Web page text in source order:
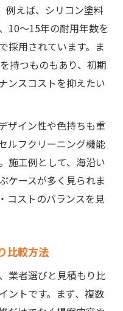
例えば、シリコン塗料
10～15年の耐用年数を
採用されています。ま
持つものもあり、初期
ンスコストを抑えたい
ザイン性や色持ちも重
ルフクリーニング機能
施工例として、海沿い
ケースが多く見られま
コストのバランスを見
比較方法
業者選びと見積もり比
ントです。まず、複数